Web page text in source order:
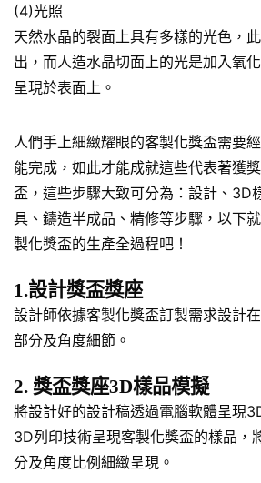
(4)光照
天然水晶的裂面上具有多樣的光色，
出，而人造水晶切面上的光是加入氧
呈現於表面上。
人們手上細緻耀眼的客製化獎盃需要
能完成，如此才能成就這些代表著獲
盃，這些步驟大致可分為：設計、3D
具、鑄造半成品、精修等步驟，以下
製化獎盃的生產全過程吧！
1.設計獎盃獎座
設計師依據客製化獎盃訂製需求設計
部分及角度細節。
2. 獎盃獎座3D樣品模擬
將設計好的設計稿透過電腦軟體呈現
3D列印技術呈現客製化獎盃的樣品，
分及角度比例細緻呈現。